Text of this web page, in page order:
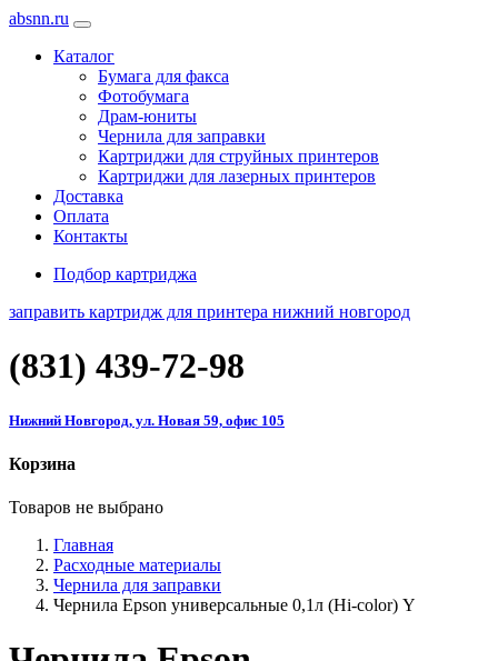
absnn.ru
Каталог
Бумага для факса
Фотобумага
Драм-юниты
Чернила для заправки
Картриджи для струйных принтеров
Картриджи для лазерных принтеров
Доставка
Оплата
Контакты
Подбор картриджа
заправить картридж для принтера нижний новгород
(831) 439-72-98
Нижний Новгород, ул. Новая 59, офис 105
Корзина
Товаров не выбрано
Главная
Расходные материалы
Чернила для заправки
Чернила Epson универсальные 0,1л (Hi-color) Y